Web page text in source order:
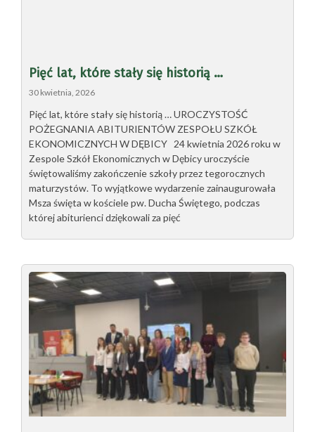
Pięć lat, które stały się historią …
30 kwietnia, 2026
Pięć lat, które stały się historią … UROCZYSTOŚĆ
POŻEGNANIA ABITURIENTÓW ZESPOŁU SZKÓŁ
EKONOMICZNYCH W DĘBICY 24 kwietnia 2026 roku w
Zespole Szkół Ekonomicznych w Dębicy uroczyście
świętowaliśmy zakończenie szkoły przez tegorocznych
maturzystów. To wyjątkowe wydarzenie zainaugurowała
Msza święta w kościele pw. Ducha Świętego, podczas
której abiturienci dziękowali za pięć